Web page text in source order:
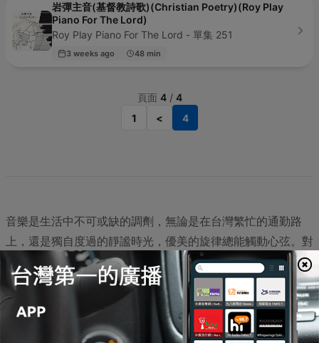
岩彈主音(基督教詩歌)(Christian Poetry)(Roy Play
Piano For The Lord)
Roy Play Piano For The Lord - 單集 251
3 weeks ago 48 min
頁面 4/ 4
1
< 4
音樂是生活中不可或缺的調劑，無論是在台灣繁忙的通勤路
上，還是獨自度過的靜謐時光，優美的旋律總能觸動心弦。對
於尋求放鬆的聽眾，這裡提供了多樣化的輕音樂選擇，例如帶
有悠閒氛圍的咖啡音乐 - 平凡的咖啡音乐，或是適合在入睡
前聆聽的
助眠钢琴曲｜帮助睡眠的轻音乐 - 离羽墨以及充滿
東方神韻的
雨果輕音樂 - 雨果 。